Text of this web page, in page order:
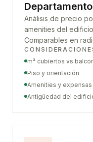
Análisis de precio
amenities del
Comparables en
m² cubiertos vs
Piso y orientación
Amenities y expensas
Antigüedad del